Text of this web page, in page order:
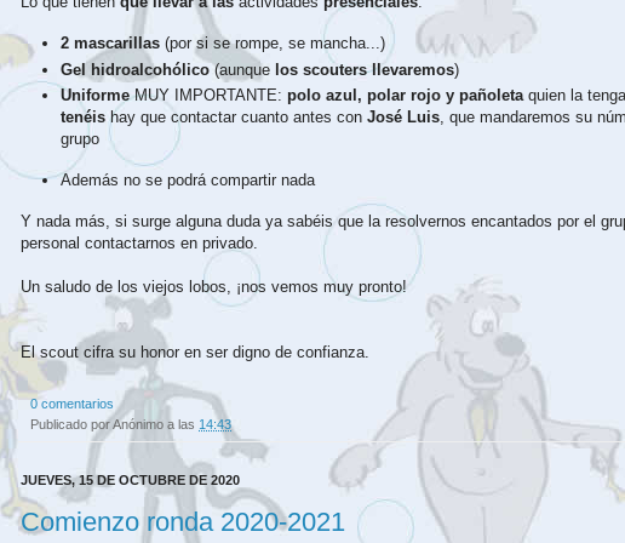
2 mascarillas (por si se rompe, se mancha...)
Gel hidroalcohólico (aunque los scouters llevaremos)
Uniforme MUY IMPORTANTE: polo azul, polar rojo y pañoleta quien la
tenéis hay que contactar cuanto antes con José Luis , que mandaremos su
grupo
Además no se podrá compartir nada
Y nada más, si surge alguna duda ya sabéis que la resolvernos encantados por el
personal contactarnos en privado.
Un saludo de los viejos lobos, ¡nos vemos muy pronto!
El scout cifra su honor en ser digno de confianza.
0 comentarios
Publicado porAnónimo a las 14:43
JUEVES, 15 DE OCTUBRE DE 2020
Comienzo ronda 2020-2021